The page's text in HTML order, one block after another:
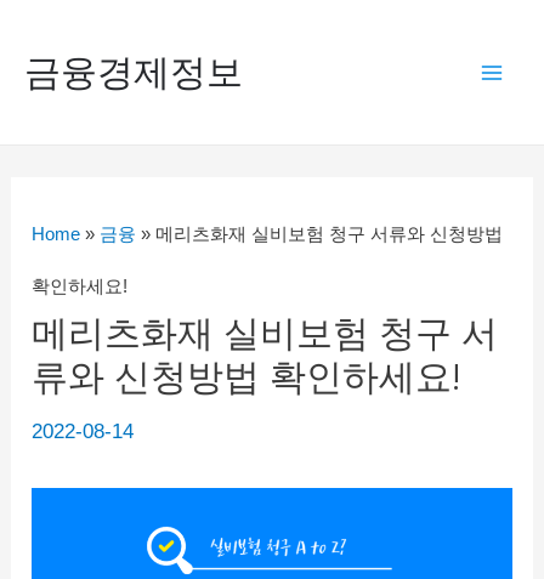
금융경제정보
Home » 금융 » 메리츠화재 실비보험 청구 서류와 신청방법
확인하세요!
메리츠화재 실비보험 청구 서
류와 신청방법 확인하세요!
2022-08-14